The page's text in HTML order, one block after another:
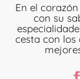
En el
con su
cesta con